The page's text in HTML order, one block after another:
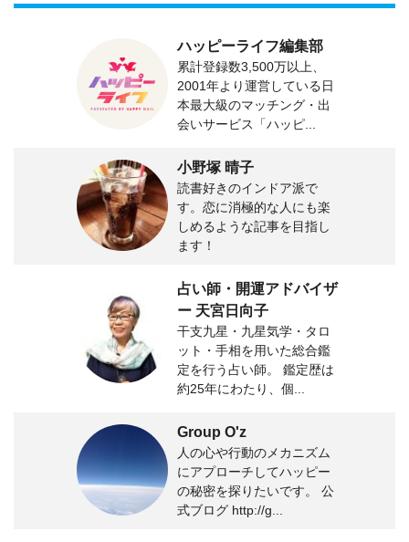
ハッピーライフ編集部
累計登録数3,500万以上、
2001年より運営している日
本最大級のマッチング・出
会いサービス「ハッピ...
小野塚 晴子
読書好きのインドア派で
す。恋に消極的な人にも楽
しめるような記事を目指し
ます！
占い師・開運アドバイザ
ー 天宮日向子
干支九星・九星気学・タロ
ット・手相を用いた総合鑑
定を行う占い師。 鑑定歴は
約25年にわたり、個...
Group O'z
人の心や行動のメカニズム
にアプローチしてハッピー
の秘密を探りたいです。 公
式ブログ http://g...